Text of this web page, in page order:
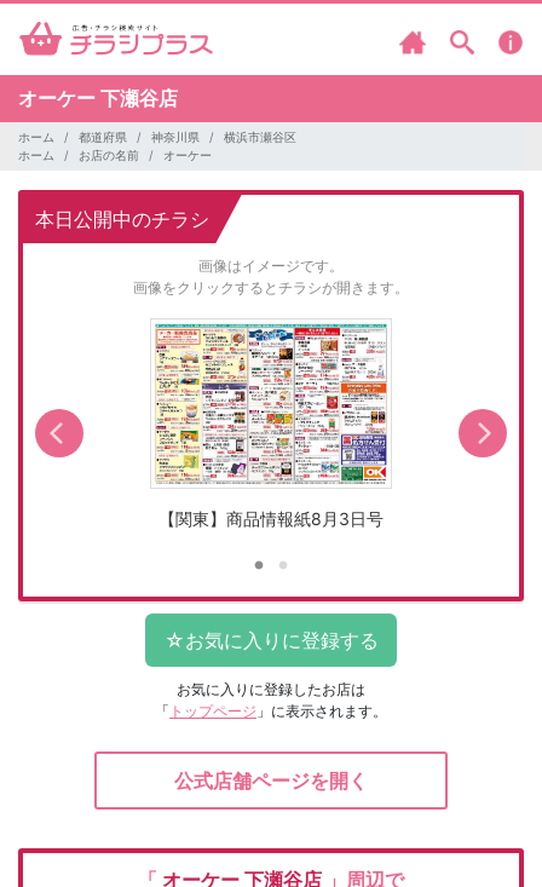
オーケー 下瀬谷店
ホーム 都道府県 神奈川県
横浜市瀬谷区
ホーム
お店の名前 オーケー
本日公開中のチラシ
画像はイメージです。
画像をクリックするとチラシが開きます。
【関東】商品情報紙8月3日号
お気に入りに登録したお店は
「 トップページ 」に表示されます。
公式店舗ページを開く
「 オーケー 下瀬谷店 」周辺で